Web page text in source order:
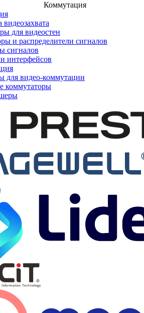
Коммутация
видеозахвата
для видеостен
и распределители сигналов
сигналов
интерфейсов
для видео-коммутации
коммутаторы